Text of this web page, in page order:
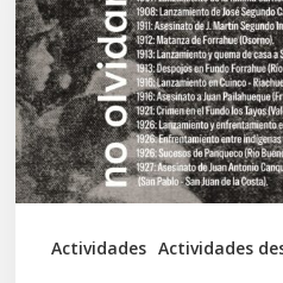
Actividades Actividades
través
del
arte
las
tensiones
documentales